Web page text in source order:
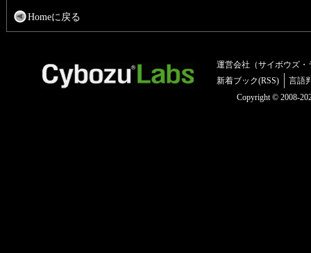
Homeに戻る
運営会社（サイボウズ・
新着ブック(RSS)
言語
Copyright © 2008-